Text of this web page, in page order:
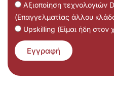
Αξιοποίηση τεχνολογιών
(Επαγγελματίας άλλου
Upskilling (Είμαι ήδη
Εγγραφή